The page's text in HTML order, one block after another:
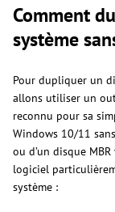
Comment
système
Pour dupliquer un
allons utiliser un
reconnu pour sa
Windows 10/11
ou d’un disque
logiciel
système :